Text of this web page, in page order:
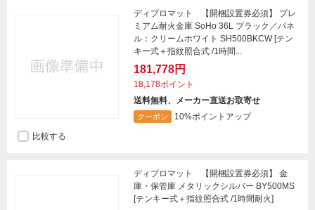
ディプロマット 【開梱設置券必須】 プレ
ミアム耐火金庫 SoHo 36L ブラック／パネ
ル：クリームホワイト SH500BKCW [テン
キー式＋指紋照合式 /1時間...
181,778円
18,178ポイント
送料無料、メーカー直送お取寄せ
クーポン
10%ポイントアップ
比較する
ディプロマット 【開梱設置券必須】 金
庫・保管庫 メタリックシルバー BY500MS
[テンキー式＋指紋照合式 /1時間耐火]